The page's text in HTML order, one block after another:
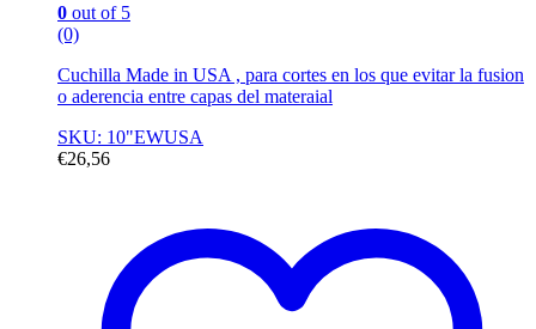
0 out of 5
(0)
Cuchilla Made in USA , para cortes en los que evitar la fusion
o aderencia entre capas del materaial
SKU: 10"EWUSA
€26,56